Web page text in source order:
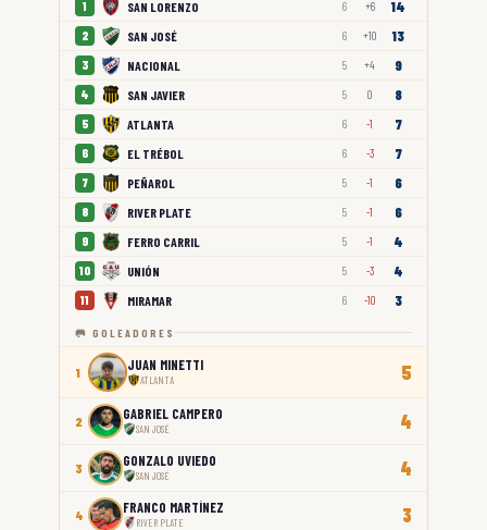
1 SAN LORENZO 6 +6 14
2 SAN JOSÉ 6 +10 13
3 NACIONAL 5 +4 9
4 SAN JAVIER 5 0 8
5 ATLANTA 6 -1 7
6 EL TRÉBOL 6 -3 7
7 PEÑAROL 5 -1 6
8 RIVER PLATE 5 -1 6
9 FERRO CARRIL 5 -1 4
10 UNIÓN 5 -3 4
11 MIRAMAR 6 -10 3
🥅 GOLEADORES
1 JUAN MINETTI
ATLANTA 5
2 GABRIEL CAMPERO
SAN JOSÉ 4
3 GONZALO UVIEDO
SAN JOSÉ 4
4 FRANCO MARTÍNEZ
RIVER PLATE 3